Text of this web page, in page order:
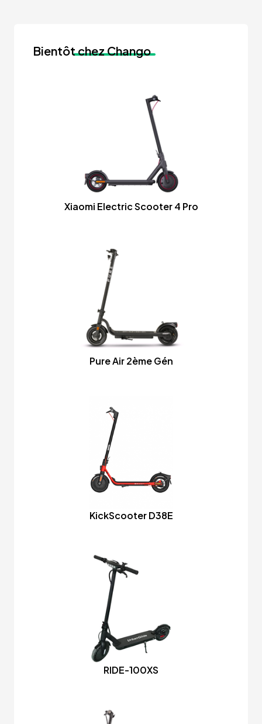
Bientôtchez Chango
Xiaomi Electric Scooter 4 Pro
Pure Air 2ème Gén
KickScooter D38E
RIDE-100XS